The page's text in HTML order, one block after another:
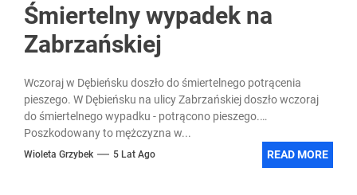
Śmiertelny wypadek na
Zabrzańskiej
Wczoraj w Dębieńsku doszło do śmiertelnego potrącenia
pieszego. W Dębieńsku na ulicy Zabrzańskiej doszło wczoraj
do śmiertelnego wypadku - potrącono pieszego.
Poszkodowany to mężczyzna w...
Wioleta Grzybek 5 Lat Ago READ MORE